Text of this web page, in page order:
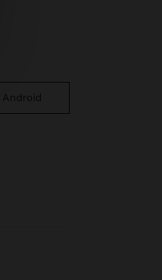
Android